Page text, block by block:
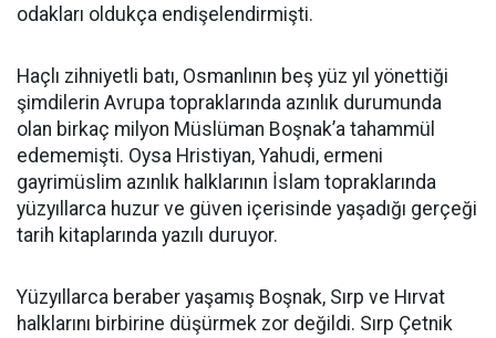
odakları oldukça endişelendirmişti.
Haçlı zihniyetli batı, Osmanlının beş yüz yıl yönettiği
şimdilerin Avrupa topraklarında azınlık durumunda
olan birkaç milyon Müslüman Boşnak’a tahammül
edememişti. Oysa Hristiyan, Yahudi, ermeni
gayrimüslim azınlık halklarının İslam topraklarında
yüzyıllarca huzur ve güven içerisinde yaşadığı gerçeği
tarih kitaplarında yazılı duruyor.
Yüzyıllarca beraber yaşamış Boşnak, Sırp ve Hırvat
halklarını birbirine düşürmek zor değildi. Sırp Çetnik